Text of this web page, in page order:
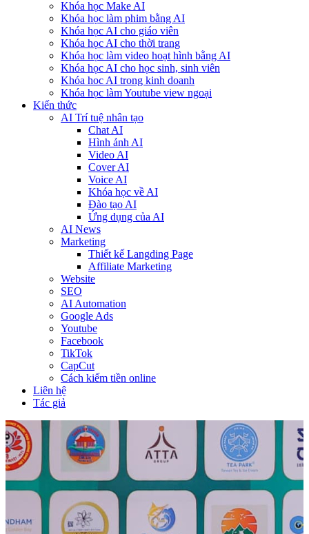
Khóa học Make AI
Khóa học làm phim bằng AI
Khóa học AI cho giáo viên
Khóa học AI cho thời trang
Khóa học làm video hoạt hình bằng AI
Khóa học AI cho học sinh, sinh viên
Khóa hoc AI trong kinh doanh
Khóa học làm Youtube view ngoại
Kiến thức
AI Trí tuệ nhân tạo
Chat AI
Hình ảnh AI
Video AI
Cover AI
Voice AI
Khóa học về AI
Đào tạo AI
Ứng dụng của AI
AI News
Marketing
Thiết kế Langding Page
Affiliate Marketing
Website
SEO
AI Automation
Google Ads
Youtube
Facebook
TikTok
CapCut
Cách kiếm tiền online
Liên hệ
Tác giả